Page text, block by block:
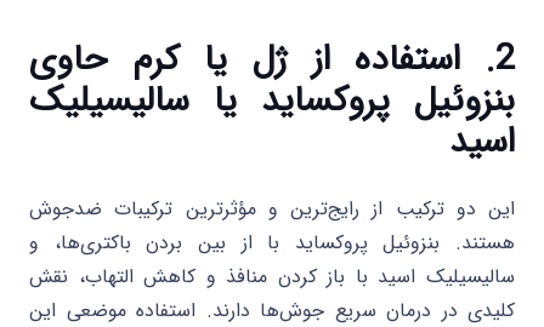
2. استفاده از ژل یا کرم حاوی
بنزوئیل پروکساید یا سالیسیلیک
اسید
این دو ترکیب از رایج‌ترین و مؤثرترین ترکیبات ضدجوش
هستند. بنزوئیل پروکساید با از بین بردن باکتری‌ها، و
سالیسیلیک اسید با باز کردن منافذ و کاهش التهاب، نقش
کلیدی در درمان سریع جوش‌ها دارند. استفاده موضعی این